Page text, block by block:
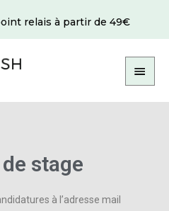
relais à partir de 49€
stage
à l’adresse mail